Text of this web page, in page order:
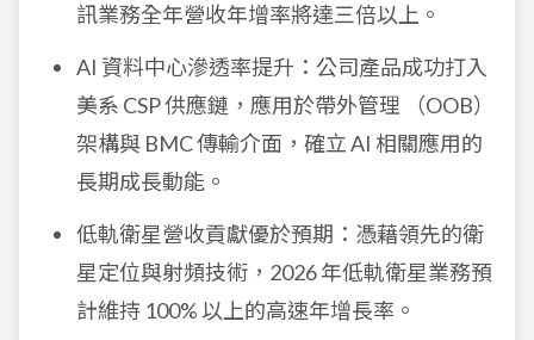
訊業務全年營收年增率將達三倍以上。
AI 資料中心滲透率提升：公司產品成功打入
美系 CSP 供應鏈，應用於帶外管理 （OOB）
架構與 BMC 傳輸介面，確立 AI 相關應用的
長期成長動能。
低軌衛星營收貢獻優於預期：憑藉領先的衛
星定位與射頻技術，2026 年低軌衛星業務預
計維持 100% 以上的高速年增長率。